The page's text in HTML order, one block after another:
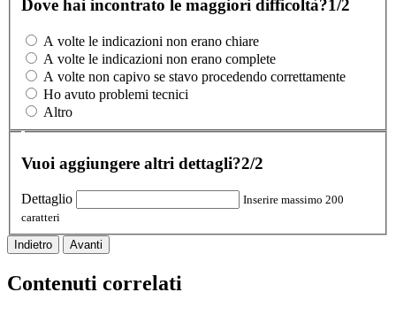
Dove hai incontrato le maggiori difficoltà?1/2
A volte le indicazioni non erano chiare
A volte le indicazioni non erano complete
A volte non capivo se stavo procedendo correttamente
Ho avuto problemi tecnici
Altro
Vuoi aggiungere altri dettagli?2/2
Dettaglio
Inserire massimo 200
caratteri
Indietro Avanti
Contenuti correlati